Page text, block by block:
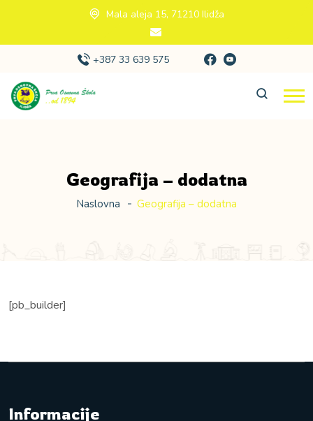
Mala aleja 15, 71210 Ilidža
+387 33 639 575
Geografija – dodatna
Naslovna Geografija – dodatna
[pb_builder]
Informacije